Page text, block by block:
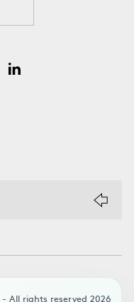
- All rights reserved 2026